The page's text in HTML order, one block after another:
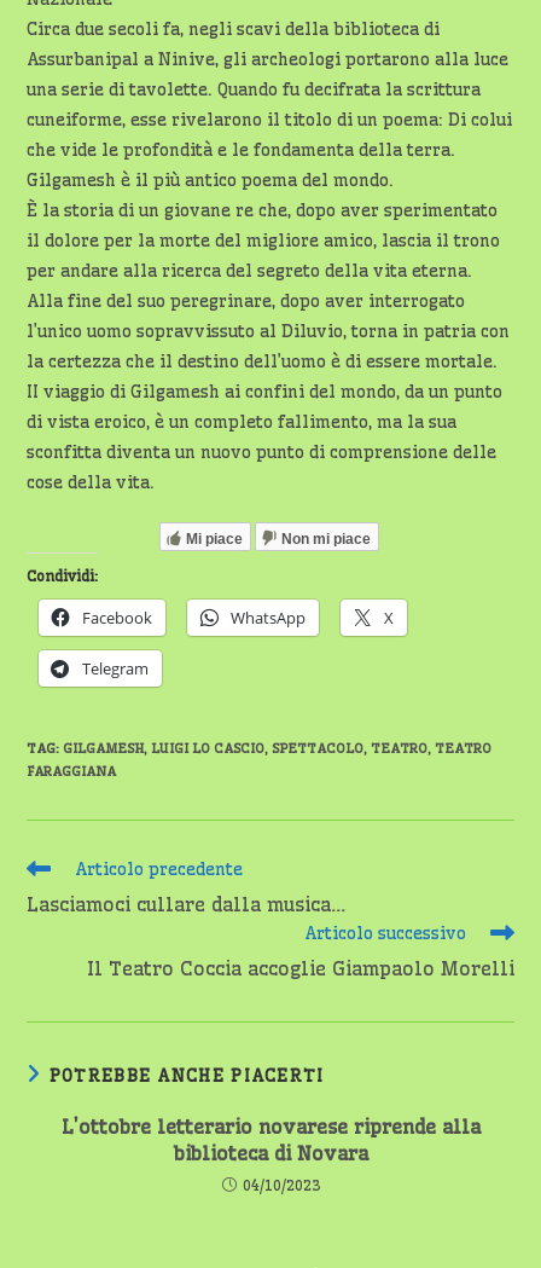
Circa due secoli fa, negli scavi della biblioteca di
Assurbanipal a Ninive, gli archeologi portarono alla luce
una serie di tavolette. Quando fu decifrata la scrittura
cuneiforme, esse rivelarono il titolo di un poema: Di colui
che vide le profondità e le fondamenta della terra.
Gilgamesh è il più antico poema del mondo.
È la storia di un giovane re che, dopo aver sperimentato
il dolore per la morte del migliore amico, lascia il trono
per andare alla ricerca del segreto della vita eterna.
Alla fine del suo peregrinare, dopo aver interrogato
l’unico uomo sopravvissuto al Diluvio, torna in patria con
la certezza che il destino dell’uomo è di essere mortale.
II viaggio di Gilgamesh ai confini del mondo, da un punto
di vista eroico, è un completo fallimento, ma la sua
sconfitta diventa un nuovo punto di comprensione delle
cose della vita.
Mi piace Non mi piace
Condividi:
Facebook WhatsApp X
Telegram
TAG: GILGAMESH, LUIGI LO CASCIO, SPETTACOLO, TEATRO, TEATRO
FARAGGIANA
Leggi
articoli
Articolo precedente
Lasciamoci cullare dalla musica…
Articolo successivo
Il Teatro Coccia accoglie Giampaolo Morelli
POTREBBE ANCHE PIACERTI
L’ottobre letterario novarese riprende alla
biblioteca di Novara
04/10/2023